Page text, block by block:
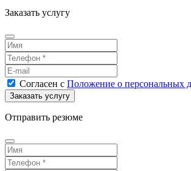
Заказать услугу
Согласен с Положение о персональных
Отправить резюме